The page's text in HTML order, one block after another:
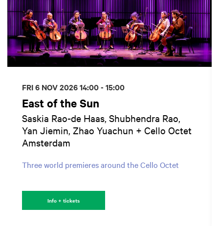
East of the Sun
Saskia Rao-de Haas, Shubhendra Rao,
Yan Jiemin, Zhao Yuachun + Cello Octet
Amsterdam
Three world premieres around the Cello Octet
FRI 6 NOV 202614:00 - 15:00
Info + tickets